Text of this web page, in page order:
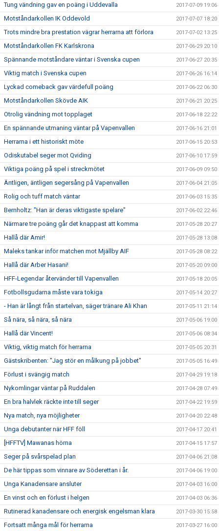
Tung vändning gav en poäng i Uddevalla 2017-07-09 19:06
Motståndarkollen IK Oddevold 2017-07-07 18:20
Trots mindre bra prestation vägrar herrarna att förlora 2017-07-02 13:25
Motståndarkollen FK Karlskrona 2017-06-29 20:10
Spännande motståndare väntar i Svenska cupen 2017-06-27 20:35
Viktig match i Svenska cupen 2017-06-26 16:14
Lyckad comeback gav värdefull poäng 2017-06-22 06:30
Motståndarkollen Skövde AIK 2017-06-21 20:25
Otrolig vändning mot topplaget 2017-06-18 22:22
En spännande utmaning väntar på Vapenvallen 2017-06-16 21:01
Herrarna i ett historiskt möte 2017-06-15 20:53
Odiskutabel seger mot Qviding 2017-06-10 17:59
Viktiga poäng på spel i streckmötet 2017-06-09 09:50
Äntligen, äntligen segersång på Vapenvallen 2017-06-04 21:05
Rolig och tuff match väntar 2017-06-03 15:35
Bernholtz: "Han är deras viktigaste spelare" 2017-06-02 22:46
Närmare tre poäng går det knappast att komma 2017-05-28 20:27
Hallå där Amir! 2017-05-28 13:08
Maleks tankar inför matchen mot Mjällby AIF 2017-05-28 08:22
Hallå där Arber Hasani! 2017-05-20 09:00
HFF-Legendar återvänder till Vapenvallen 2017-05-18 20:05
Fotbollsgudarna måste vara tokiga 2017-05-14 20:27
- Han är långt från startelvan, säger tränare Ali Khan 2017-05-11 21:14
Så nära, så nära, så nära 2017-05-06 19:00
Hallå där Vincent! 2017-05-06 08:34
Viktig, viktig match för herrarna 2017-05-05 20:31
Gästskribenten: "Jag stör en målkung på jobbet" 2017-05-05 16:49
Förlust i svängig match 2017-04-29 19:18
Nykomlingar väntar på Ruddalen 2017-04-28 07:49
En bra halvlek räckte inte till seger 2017-04-22 19:59
Nya match, nya möjligheter 2017-04-20 22:48
Unga debutanter när HFF föll 2017-04-17 20:41
[HFFTV] Mawanas hörna 2017-04-15 17:57
Seger på svårspelad plan 2017-04-06 21:08
De här tippas som vinnare av Söderettan i år. 2017-04-06 19:00
Unga Kanadensare ansluter 2017-04-03 16:00
En vinst och en förlust i helgen 2017-04-03 06:36
Rutinerad kanadensare och energisk engelsman klara 2017-03-30 15:58
Fortsatt många mål för herrarna 2017-03-27 16:00